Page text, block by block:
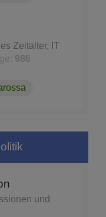
Zeitalter, IT
986
und